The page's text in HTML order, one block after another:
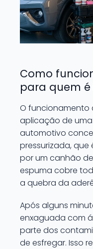
Como
para quem
O funcionamento
aplicação de
automotivo
pressurizada,
por um canhão
espuma cobre
a quebra da
Após alguns
enxaguada com
parte dos
de esfregar. Isso